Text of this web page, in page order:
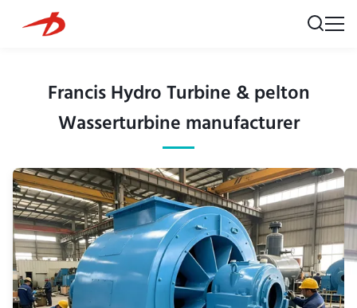
Francis Hydro Turbine & pelton
Wasserturbine manufacturer